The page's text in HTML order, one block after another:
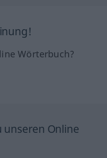
Wörterbuch?
unseren Online